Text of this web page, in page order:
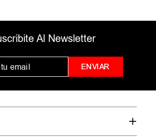
HOMBRE NIÑOS
36 37 38